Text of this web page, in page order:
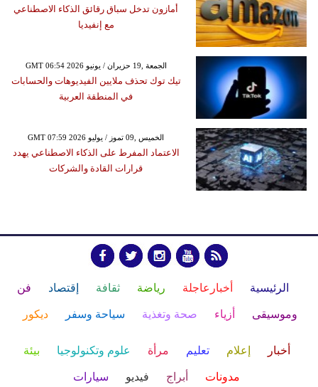
أمازون تدخل سباق رقائق الذكاء الاصطناعي
مع إنفيديا
GMT 06:54 2026 الجمعة ,19 حزيران / يونيو
تيك توك تحذف ملايين الفيديوهات والحسابات
في المنطقة العربية
GMT 07:59 2026 الخميس ,09 تموز / يوليو
الاعتماد المفرط على الذكاء الاصطناعي يهدد
قرارات القادة والشركات
الرئيسية أخبارعاجلة رياضة ثقافة إقتصاد فن
وموسيقى أزياء صحة وتغذية سياحة وسفر ديكور
أخبار إعلام تعليم مرأة علوم وتكنولوجيا بيئة
مدونات أبراج فيديو سيارات